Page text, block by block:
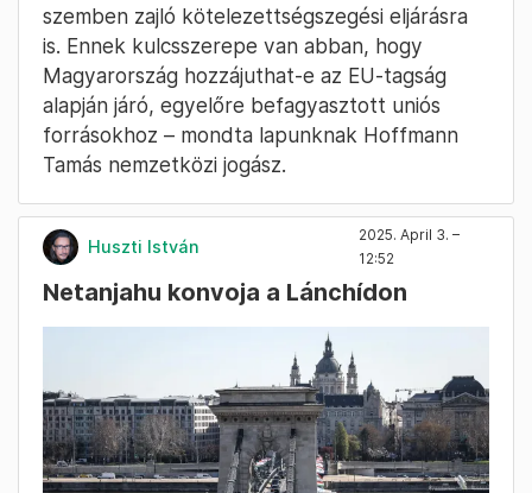
szemben zajló kötelezettségszegési eljárásra
is. Ennek kulcsszerepe van abban, hogy
Magyarország hozzájuthat-e az EU-tagság
alapján járó, egyelőre befagyasztott uniós
forrásokhoz – mondta lapunknak Hoffmann
Tamás nemzetközi jogász.
Huszti István
2025. April 3. –
12:52
Netanjahu konvoja a Lánchídon